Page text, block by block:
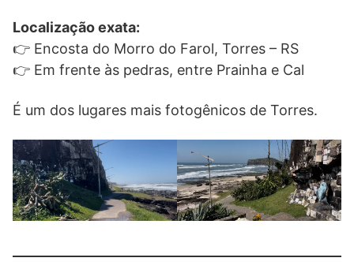
Localização exata:
👉 Encosta do Morro do Farol, Torres – RS
👉 Em frente às pedras, entre Prainha e Cal
É um dos lugares mais fotogênicos de Torres.